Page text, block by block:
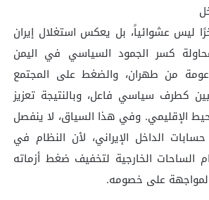
ليس عشوائياً، بل يعكس استغلال إيران
كسر الجمود السياسي في اليمن
من طهران، والضغط على المجتمع
كطرف سياسي فاعل، وبالنتيجة تعزيز
الإقليمي. وفي هذا السياق، لا ينفصل
الداخل الإيراني، لأن النظام في
الساحات الخارجية لتخفيف ضغط أزماته
على خصومه.